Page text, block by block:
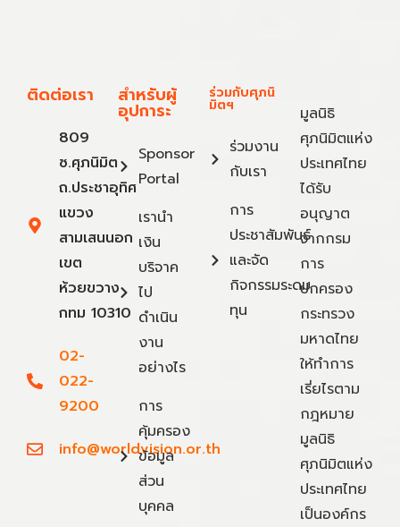
ติดต่อเรา
809
ซ.ศุภนิมิต
ถ.ประชาอุทิศ
แขวง
สามเสนนอก
เขต
ห้วยขวาง
กทม 10310
02-
022-
9200
info@worldvision.or.th
สำหรับผู้
อุปการะ
Sponsor
Portal
เรานำ
เงิน
บริจาค
ไป
ดำเนิน
งาน
อย่างไร
การ
คุ้มครอง
ข้อมูล
ส่วน
บุคคล
ร่วมกับศุภนิ
มิตฯ
ร่วมงาน
กับเรา
การ
ประชาสัมพันธ์
และจัด
กิจกรรมระดม
ทุน
มูลนิธิ
ศุภนิมิตแห่ง
ประเทศไทย
ได้รับ
อนุญาต
จากกรม
การ
ปกครอง
กระทรวง
มหาดไทย
ให้ทำการ
เรี่ยไรตาม
กฎหมาย
มูลนิธิ
ศุภนิมิตแห่ง
ประเทศไทย
เป็นองค์กร